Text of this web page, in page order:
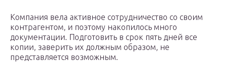
Компания вела активное сотрудничество со своим
контрагентом, и поэтому накопилось много
документации. Подготовить в срок пять дней все
копии, заверить их должным образом, не
представляется возможным.